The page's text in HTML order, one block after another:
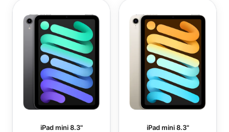
iPad mini 8.3" iPad mini 8.3"